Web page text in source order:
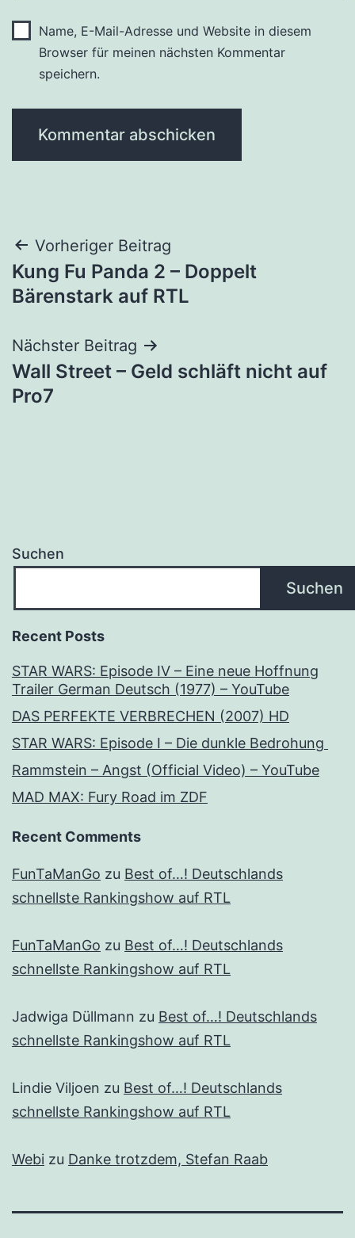
Name, E-Mail-Adresse und Website in diesem
Browser für meinen nächsten Kommentar
speichern.
Beitragsnavigation
Vorheriger Beitrag
Kung Fu Panda 2 – Doppelt
Bärenstark auf RTL
Nächster Beitrag
Wall Street – Geld schläft nicht auf
Pro7
Suchen
Suchen
Recent Posts
STAR WARS: Episode IV – Eine neue Hoffnung
Trailer German Deutsch (1977) – YouTube
DAS PERFEKTE VERBRECHEN (2007) HD
STAR WARS: Episode I – Die dunkle Bedrohung
Rammstein – Angst (Official Video) – YouTube
MAD MAX: Fury Road im ZDF
Recent Comments
FunTaManGo zu Best of…! Deutschlands
schnellste Rankingshow auf RTL
FunTaManGo zu Best of…! Deutschlands
schnellste Rankingshow auf RTL
Jadwiga Düllmann zu Best of…! Deutschlands
schnellste Rankingshow auf RTL
Lindie Viljoen zu Best of…! Deutschlands
schnellste Rankingshow auf RTL
Webi zu Danke trotzdem, Stefan Raab